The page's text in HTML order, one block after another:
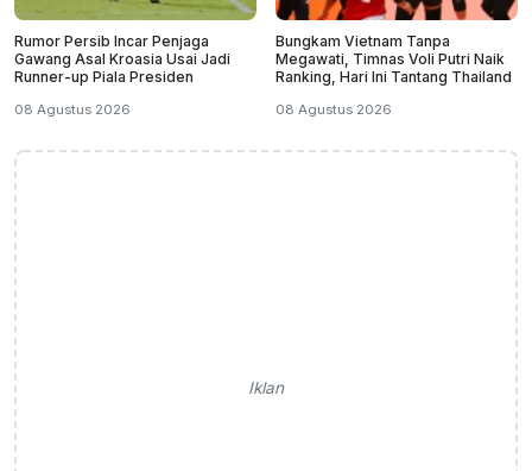
Rumor Persib Incar Penjaga
Gawang Asal Kroasia Usai Jadi
Runner-up Piala Presiden
08 Agustus 2026
Bungkam Vietnam Tanpa
Megawati, Timnas Voli Putri Naik
Ranking, Hari Ini Tantang Thailand
08 Agustus 2026
Iklan